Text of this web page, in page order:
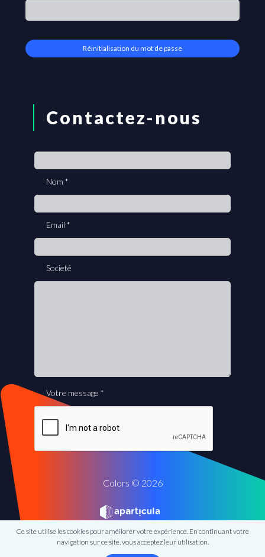
Contactez-nous
you
are
human,
leave
this
field
blank.
Nom *
Email *
Societé
Votre message *
Colors © 2026
Ce site utilise les cookies pour améilorer votre expérience. En continuant votre
navigation sur ce site, vous acceptez leur utilisation.